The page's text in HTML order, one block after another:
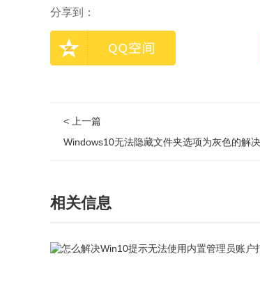
分享到：
< 上一篇
Windows10无法隐藏文件夹选项为灰色的解
相关信息